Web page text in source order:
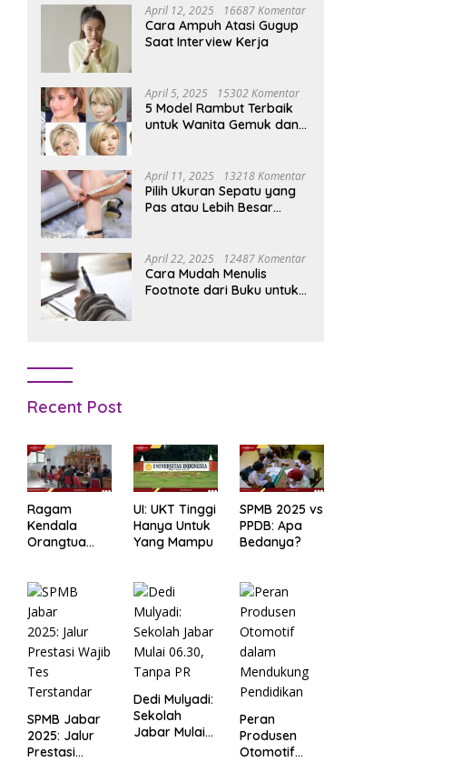
April 12, 2025 16687 Komentar
Cara Ampuh Atasi Gugup
Saat Interview Kerja
April 5, 2025 15302 Komentar
5 Model Rambut Terbaik
untuk Wanita Gemuk dan
April 11, 2025 13218 Komentar
Pilih Ukuran Sepatu yang
Pas atau Lebih Besar
April 22, 2025 12487 Komentar
Cara Mudah Menulis
Footnote dari Buku untuk
Recent Post
Ragam
Kendala
Orangtua
Jakarta
2025: Salah
Input Data
hingga Lupa
Password
UI: UKT Tinggi
Hanya Untuk
Yang Mampu
SPMB 2025 vs
PPDB: Apa
Bedanya?
SPMB Jabar
2025: Jalur
Prestasi
Dedi Mulyadi:
Sekolah
Jabar Mulai
Peran
Produsen
Otomotif